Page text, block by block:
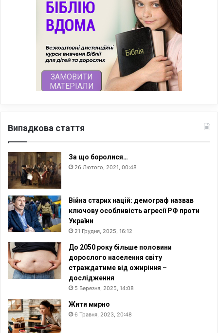
Випадкова стаття
За що боролися…
26 Лютого, 2021, 00:48
Війна старих націй: демограф назвав
ключову особливість агресії РФ проти
України
21 Грудня, 2025, 16:12
До 2050 року більше половини
дорослого населення світу
страждатиме від ожиріння –
дослідження
5 Березня, 2025, 14:08
Жити мирно
6 Травня, 2023, 20:48